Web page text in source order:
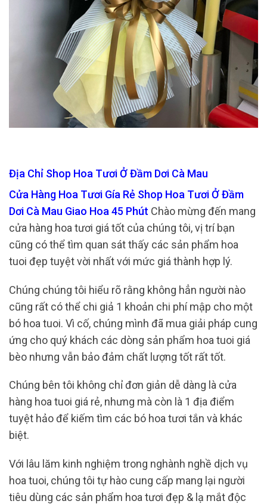
Địa Chỉ Shop Hoa Tươi Ở Đầm Dơi Cà Mau
Cửa Hàng Hoa Tươi Gía Rẻ Shop Hoa Tươi Ở Đầm
Dơi Cà Mau Giao Hoa 45 Phút Chào mừng đến mang
cửa hàng hoa tươi giá tốt của chúng tôi, vị trí bạn
cũng có thể tìm quan sát thấy các sản phẩm hoa
tuoi đẹp tuyệt vời nhất với mức giá thành hợp lý.
Chúng chúng tôi hiểu rõ rằng không hẳn người nào
cũng rất có thể chi giả 1 khoản chi phí mập cho một
bó hoa tuoi. Vì cố, chúng mình đã mua giải pháp cung
ứng cho quý khách các dòng sản phẩm hoa tuoi giá
bèo nhưng vẫn bảo đảm chất lượng tốt rất tốt.
Chúng bên tôi không chỉ đơn giản dễ dàng là cửa
hàng hoa tuoi giá rẻ, nhưng mà còn là 1 địa điểm
tuyệt hảo để kiếm tìm các bó hoa tươi tắn và khác
biệt.
Với lâu lăm kinh nghiệm trong nghành nghề dịch vụ
hoa tuoi, chúng tôi tự hào cung cấp mang lại người
tiêu dùng các sản phẩm hoa tươi đẹp & lạ mắt độc